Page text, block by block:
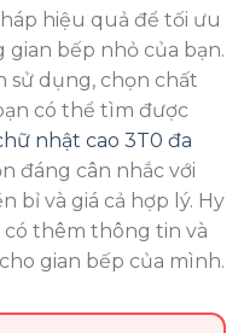
hiệu quả để tối ưu
bếp nhỏ của bạn.
sử dụng, chọn chất
có thể tìm được
nhật cao 3T0 đa
đáng cân nhắc với
bỉ và giá cả hợp lý. Hy
có thêm thông tin và
gian bếp của mình.